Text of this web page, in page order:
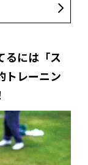
るには「ス
トレーニン